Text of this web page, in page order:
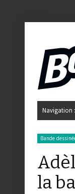
Navigation :
Bande
la